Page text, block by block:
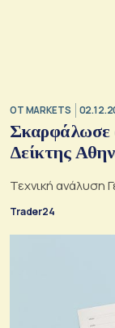
OT MARKETS
Σκαρφάλωσε
Δείκτης
Τεχνική ανάλυση
Trader24